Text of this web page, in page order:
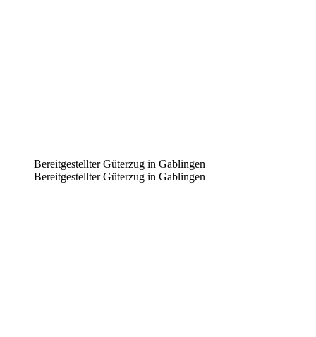
Bereitgestellter Güterzug in Gablingen
Bereitgestellter Güterzug in Gablingen